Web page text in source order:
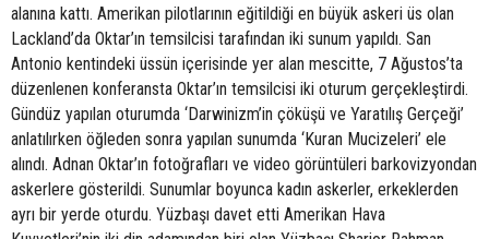
alanına kattı. Amerikan pilotlarının eğitildiği en büyük askeri üs olan
Lackland’da Oktar’ın temsilcisi tarafından iki sunum yapıldı. San
Antonio kentindeki üssün içerisinde yer alan mescitte, 7 Ağustos’ta
düzenlenen konferansta Oktar’ın temsilcisi iki oturum gerçekleştirdi.
Gündüz yapılan oturumda ‘Darwinizm’in çöküşü ve Yaratılış Gerçeği’
anlatılırken öğleden sonra yapılan sunumda ‘Kuran Mucizeleri’ ele
alındı. Adnan Oktar’ın fotoğrafları ve video görüntüleri barkovizyondan
askerlere gösterildi. Sunumlar boyunca kadın askerler, erkeklerden
ayrı bir yerde oturdu. Yüzbaşı davet etti Amerikan Hava